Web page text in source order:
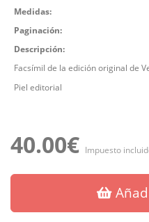
Medidas:
Paginación:
Descripción:
Facsímil de la edición original de
Piel editorial
40.00€ Impuesto